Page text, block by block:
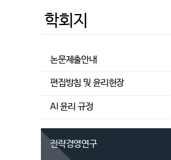
학회지
논문제출안내
편집방침 및 윤리헌장
AI 윤리 규정
전략경영연구